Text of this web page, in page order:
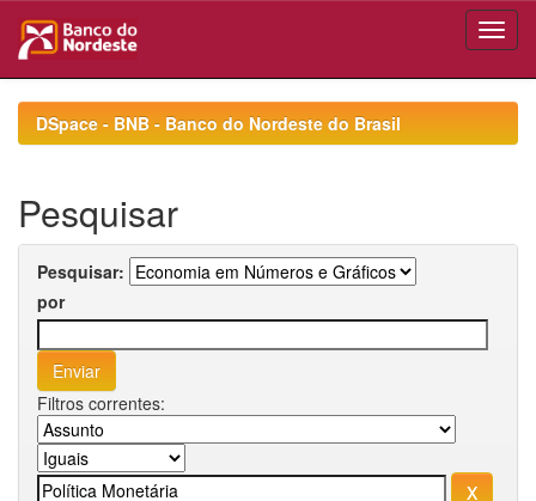
navigationDSpace - BNB - Banco do Nordeste do Brasil
Pesquisar
Pesquisar:
por
Filtros correntes: